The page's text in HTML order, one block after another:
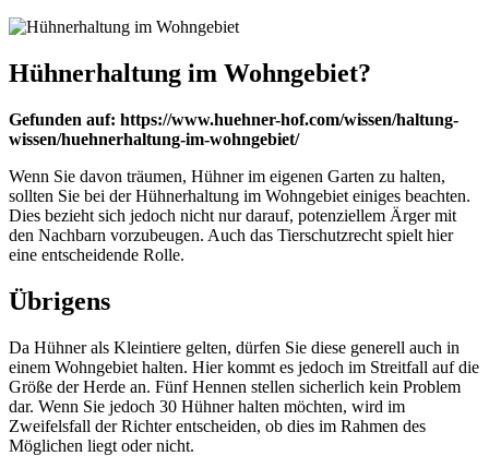
Hühnerhaltung im Wohngebiet?
Gefunden auf: https://www.huehner-hof.com/wissen/haltung-
wissen/huehnerhaltung-im-wohngebiet/
Wenn Sie davon träumen, Hühner im eigenen Garten zu halten,
sollten Sie bei der Hühnerhaltung im Wohngebiet einiges beachten.
Dies bezieht sich jedoch nicht nur darauf, potenziellem Ärger mit
den Nachbarn vorzubeugen. Auch das Tierschutzrecht spielt hier
eine entscheidende Rolle.
Übrigens
Da Hühner als Kleintiere gelten, dürfen Sie diese generell auch in
einem Wohngebiet halten. Hier kommt es jedoch im Streitfall auf die
Größe der Herde an. Fünf Hennen stellen sicherlich kein Problem
dar. Wenn Sie jedoch 30 Hühner halten möchten, wird im
Zweifelsfall der Richter entscheiden, ob dies im Rahmen des
Möglichen liegt oder nicht.